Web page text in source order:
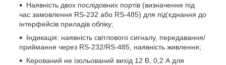
Наявність двох послідовних портів (визначення під
час замовлення RS-232 або RS-485) для під'єднання до
інтерфейсів приладів обліку;
Індикація: наявність світлового сигналу, передавання/
приймання через RS-232/RS-485, наявність живлення;
Керований не ізольований вихід 12 В, 0,2 А для